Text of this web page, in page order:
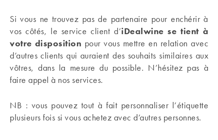
Si vous ne trouvez pas de partenaire pour enchérir à
vos côtés, le service client d’iDealwine se tient à
votre disposition pour vous mettre en relation avec
d’autres clients qui auraient des souhaits similaires aux
vôtres, dans la mesure du possible. N’hésitez pas à
faire appel à nos services.
NB : vous pouvez tout à fait personnaliser l’étiquette
plusieurs fois si vous achetez avec d’autres personnes.